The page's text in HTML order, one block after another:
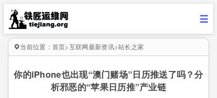
当前位置： 首页>互联网最新资讯>站长之家
你的iPhone也出现“澳门赌场”日历推送了吗？分
析邪恶的“苹果日历推”产业链